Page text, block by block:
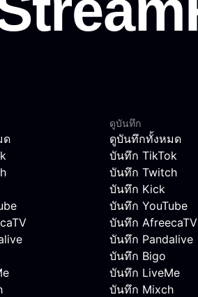
ด
ดูบันทึก
ดูบันทึกทั้งหมด
บันทึก TikTok
บันทึก Twitch
บันทึก Kick
บันทึก YouTube
บันทึก AfreecaTV
บันทึก Pandalive
บันทึก Bigo
บันทึก LiveMe
บันทึก Mixch